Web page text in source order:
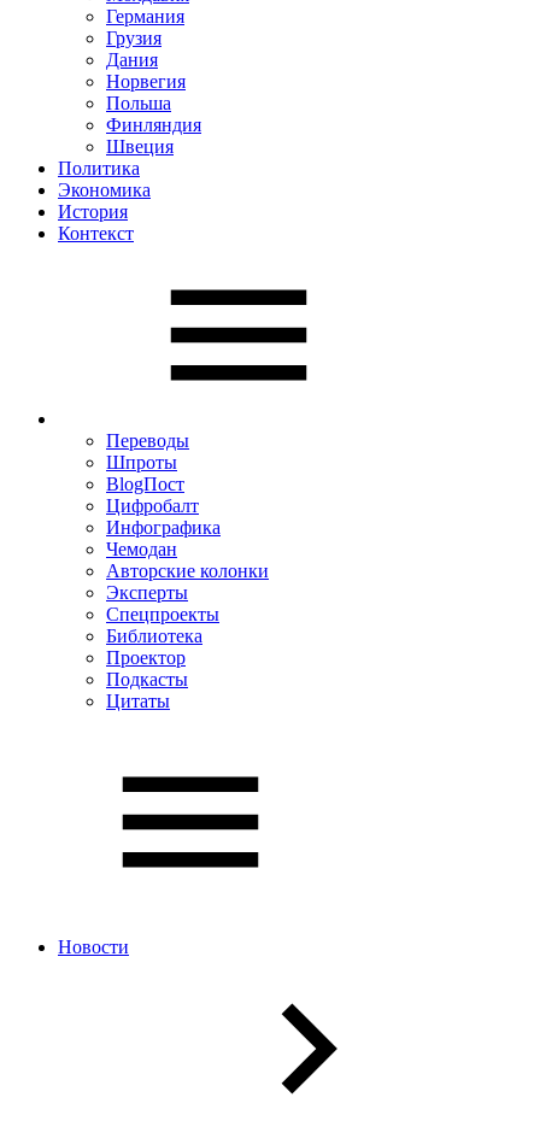
Германия
Грузия
Дания
Норвегия
Польша
Финляндия
Швеция
Политика
Экономика
История
Контекст
Переводы
Шпроты
BlogПост
Цифробалт
Инфографика
Чемодан
Авторские колонки
Эксперты
Спецпроекты
Библиотека
Проектор
Подкасты
Цитаты
Новости